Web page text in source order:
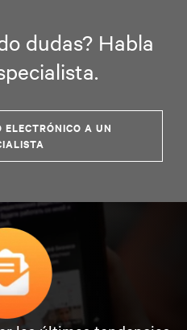
dudas? Habla
ELECTRÓNICO A UN